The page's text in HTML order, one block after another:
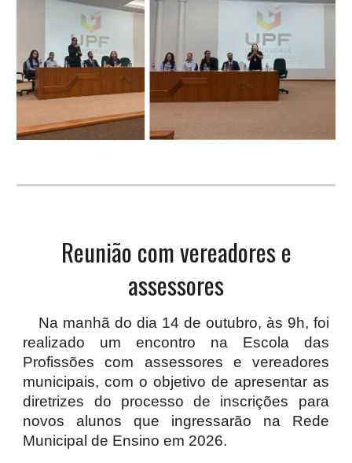
Reunião com vereadores e
assessores
Na manhã do dia 14 de outubro, às 9h, foi
realizado um encontro na Escola das
Profissões com assessores e vereadores
municipais, com o objetivo de apresentar as
diretrizes do processo de inscrições para
novos alunos que ingressarão na Rede
Municipal de Ensino em 2026.